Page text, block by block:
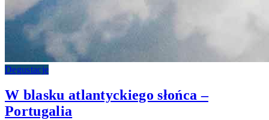
Degustacje
W blasku atlantyckiego słońca –
Portugalia